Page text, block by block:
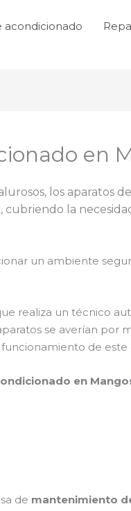
acondicionado
en
los aparatos
cubriendo la
un ambiente
realiza un técnico
se averían por
de
en
de mantenimiento